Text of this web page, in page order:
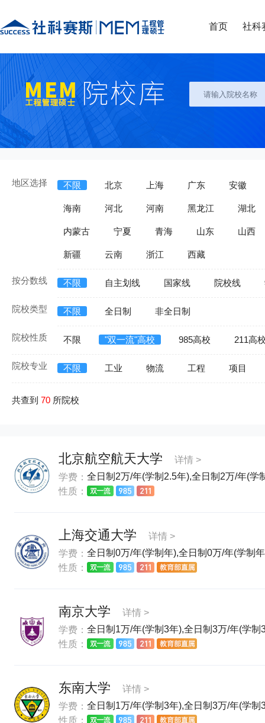
首页 社科
地区选择 不限 北京 上海 广东 安徽
海南 河北 河南 黑龙江 湖北
内蒙古 宁夏 青海 山东 山西
新疆 云南 浙江 西藏
按分数线 不限 自主划线 国家线 院校线
院校类型 不限 全日制 非全日制
院校性质 不限 "双一流"高校 985高校 211高
院校专业 不限 工业 物流 工程 项目
共查到 70 所院校
北京航空航天大学
详情 >
学费： 全日制2万/年(学制2.5年),全日制2万/年(学
性质：
上海交通大学
详情 >
学费： 全日制0万/年(学制年),全日制0万/年(学制
性质：
南京大学
详情 >
学费： 全日制1万/年(学制3年),全日制3万/年(学
性质：
东南大学
详情 >
学费： 全日制1万/年(学制3年),全日制3万/年(学制
性质：